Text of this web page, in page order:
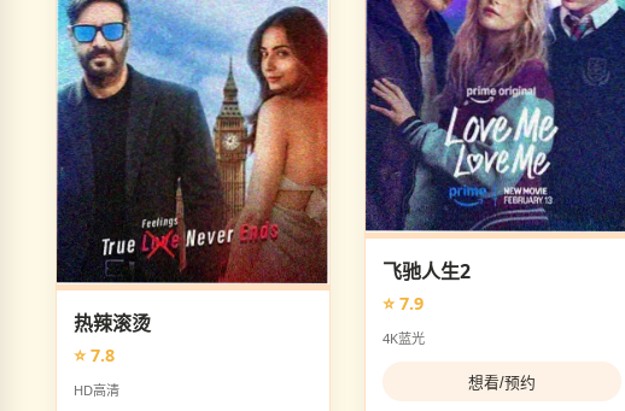
热辣滚烫
⭐ 7.8
HD高清
飞驰人生2
⭐ 7.9
4K蓝光
想看/预约